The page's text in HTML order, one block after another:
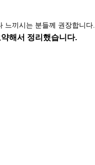
느끼시는 분들께 권장합니다.
해서 정리했습니다.